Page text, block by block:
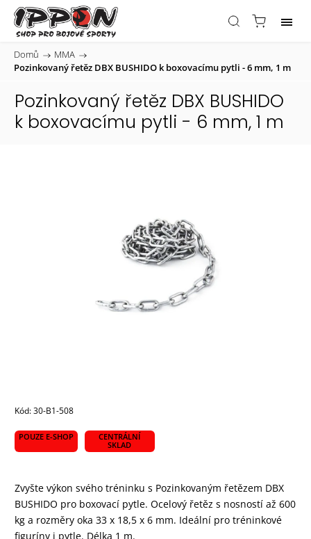
Domů / MMA /
Pozinkovaný řetěz DBX BUSHIDO k boxovacímu pytli - 6 mm, 1 m
Pozinkovaný řetěz DBX BUSHIDO
k boxovacímu pytli - 6 mm, 1 m
Kód:30-B1-508
POUZE E-SHOP
CENTRÁLNÍ
SKLAD
Zvyšte výkon svého tréninku s Pozinkovaným řetězem DBX
BUSHIDO pro boxovací pytle. Ocelový řetěz s nosností až 600
kg a rozměry oka 33 x 18,5 x 6 mm. Ideální pro tréninkové
figuríny i pytle. Délka 1 m.